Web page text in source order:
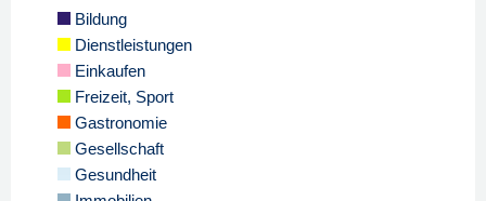
Bildung
Dienstleistungen
Einkaufen
Freizeit, Sport
Gastronomie
Gesellschaft
Gesundheit